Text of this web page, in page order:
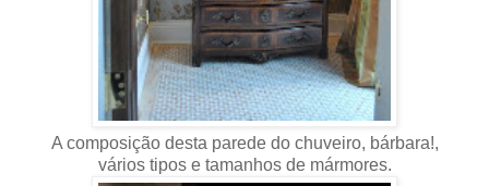
A composição desta parede do chuveiro, bárbara!,
vários tipos e tamanhos de mármores.